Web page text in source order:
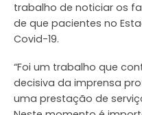
trabalho de noticiar os
de que pacientes no
Covid-19.
“Foi um trabalho que
decisiva da imprensa
uma prestação de